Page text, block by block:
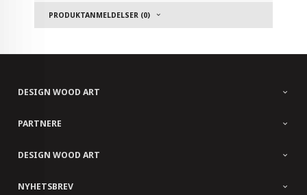
PRODUKTANMELDELSER (0)
DESIGN WOOD ART
PARTNERE
DESIGN WOOD ART
NYHETSBREV